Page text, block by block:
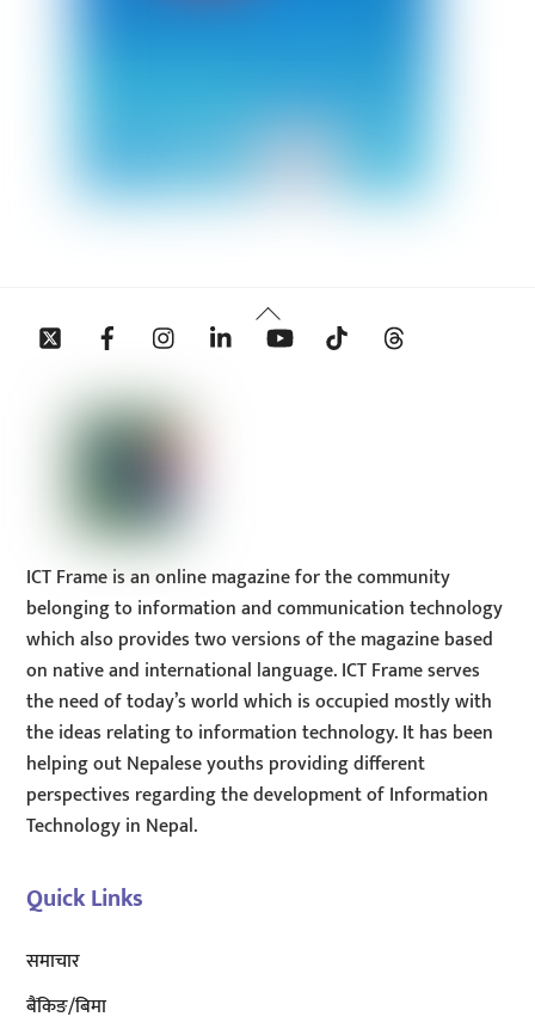
Back
To
Twitter Facebook InstagramLinkedin YouTube Tiktok
ICT Frame is an online magazine for the community
belonging to information and communication technology
which also provides two versions of the magazine based
on native and international language. ICT Frame serves
the need of today’s world which is occupied mostly with
the ideas relating to information technology. It has been
helping out Nepalese youths providing different
perspectives regarding the development of Information
Technology in Nepal.
Quick Links
समाचार
बैंकिङ/बिमा